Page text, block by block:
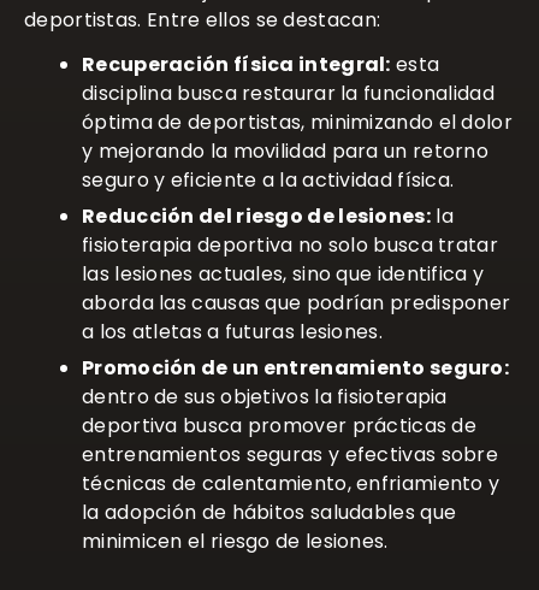
deportistas. Entre ellos se destacan:
Recuperación física integral: esta
disciplina busca restaurar la funcionalidad
óptima de deportistas, minimizando el dolor
y mejorando la movilidad para un retorno
seguro y eficiente a la actividad física.
Reducción del riesgo de lesiones:la
fisioterapia deportiva no solo busca tratar
las lesiones actuales, sino que identifica y
aborda las causas que podrían predisponer
a los atletas a futuras lesiones.
Promoción de un entrenamiento seguro:
dentro de sus objetivos la fisioterapia
deportiva busca promover prácticas de
entrenamientos seguras y efectivas sobre
técnicas de calentamiento, enfriamiento y
la adopción de hábitos saludables que
minimicen el riesgo de lesiones.